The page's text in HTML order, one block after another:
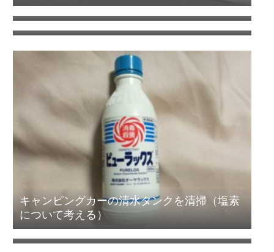
レイクのタイヤ交換
エアコン室外機がタイヤを劣化させる！オゾ
ンクラッキング
キャンピングカーの清水タンクを清掃（塩素
について考える）
コロナのウインドエアコンをキャンピングカ
ーに取り付け
ANAワイドゴールドVISA/MASTERはSFCに
切り替えても年会費追加徴収はなし
ANA国内線システムリニューアルでちょっと